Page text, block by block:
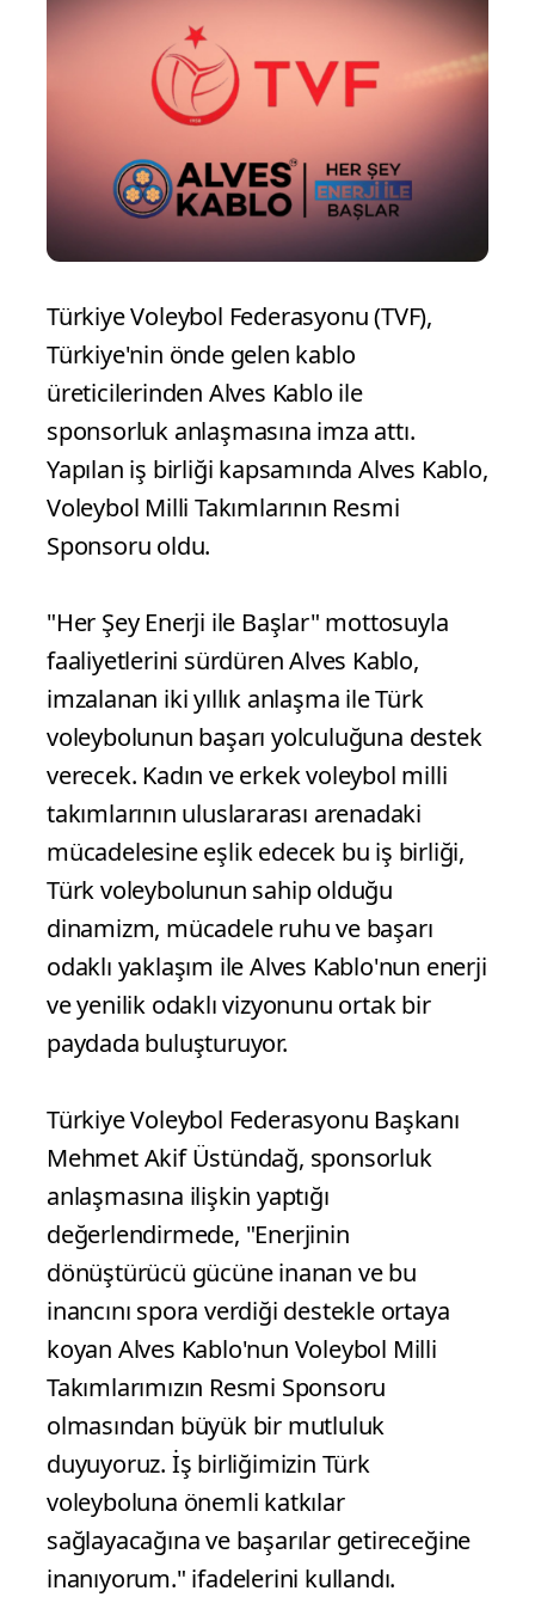
Türkiye Voleybol Federasyonu (TVF),
Türkiye'nin önde gelen kablo
üreticilerinden Alves Kablo ile
sponsorluk anlaşmasına imza attı.
Yapılan iş birliği kapsamında Alves Kablo,
Voleybol Milli Takımlarının Resmi
Sponsoru oldu.
"Her Şey Enerji ile Başlar" mottosuyla
faaliyetlerini sürdüren Alves Kablo,
imzalanan iki yıllık anlaşma ile Türk
voleybolunun başarı yolculuğuna destek
verecek. Kadın ve erkek voleybol milli
takımlarının uluslararası arenadaki
mücadelesine eşlik edecek bu iş birliği,
Türk voleybolunun sahip olduğu
dinamizm, mücadele ruhu ve başarı
odaklı yaklaşım ile Alves Kablo'nun enerji
ve yenilik odaklı vizyonunu ortak bir
paydada buluşturuyor.
Türkiye Voleybol Federasyonu Başkanı
Mehmet Akif Üstündağ, sponsorluk
anlaşmasına ilişkin yaptığı
değerlendirmede, "Enerjinin
dönüştürücü gücüne inanan ve bu
inancını spora verdiği destekle ortaya
koyan Alves Kablo'nun Voleybol Milli
Takımlarımızın Resmi Sponsoru
olmasından büyük bir mutluluk
duyuyoruz. İş birliğimizin Türk
voleyboluna önemli katkılar
sağlayacağına ve başarılar getireceğine
inanıyorum." ifadelerini kullandı.